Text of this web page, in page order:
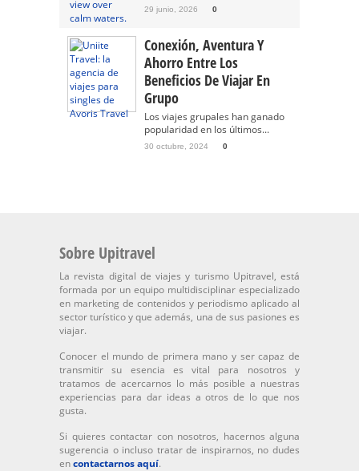
29 junio, 2026 0
Conexión, Aventura Y
Ahorro Entre Los
Beneficios De Viajar En
Grupo
Los viajes grupales han ganado
popularidad en los últimos...
30 octubre, 2024 0
Sobre Upitravel
La revista digital de viajes y turismo Upitravel, está
formada por un equipo multidisciplinar especializado
en marketing de contenidos y periodismo aplicado al
sector turístico y que además, una de sus pasiones es
viajar.
Conocer el mundo de primera mano y ser capaz de
transmitir su esencia es vital para nosotros y
tratamos de acercarnos lo más posible a nuestras
experiencias para dar ideas a otros de lo que nos
gusta.
Si quieres contactar con nosotros, hacernos alguna
sugerencia o incluso tratar de inspirarnos, no dudes
encontactarnos aquí.